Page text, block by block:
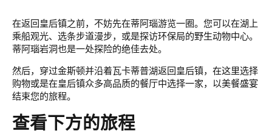
在返回皇后镇之前，不妨先在蒂阿瑙游览一圈。您可以在湖上
乘船观光、选条步道漫步，或是探访环保局的野生动物中心。
蒂阿瑙岩洞也是一处探险的绝佳去处。
然后，穿过金斯顿并沿着瓦卡蒂普湖返回皇后镇，在这里选择
购物或是在皇后镇众多高品质的餐厅中选择一家，以美餐盛宴
结束您的旅程。
查看下方的旅程